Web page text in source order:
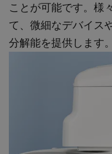
ことが可能です。様
て、微細なデバイス
分解能を提供します。